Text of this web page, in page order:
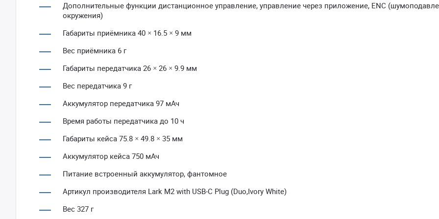
Дополнительные функции дистанционное управление, управление через приложение, ENC
окружения)
Габариты приёмника 40 × 16.5 × 9 мм
Вес приёмника 6 г
Габариты передатчика 26 × 26 × 9.9 мм
Вес передатчика 9 г
Аккумулятор передатчика 97 мАч
Время работы передатчика до 10 ч
Габариты кейса 75.8 × 49.8 × 35 мм
Аккумулятор кейса 750 мАч
Питание встроенный аккумулятор, фантомное
Артикул производителя Lark M2 with USB-C Plug (Duo,Ivory White)
Вес 327 г